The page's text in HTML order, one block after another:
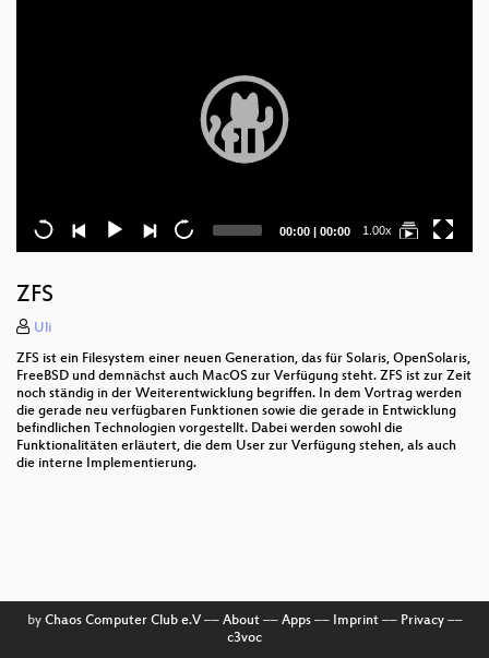
Current
00:00 | Total
00:00 1.00x
ZFS
Uli
ZFS ist ein Filesystem einer neuen Generation, das für Solaris, OpenSolaris,
FreeBSD und demnächst auch MacOS zur Verfügung steht. ZFS ist zur Zeit
noch ständig in der Weiterentwicklung begriffen. In dem Vortrag werden
die gerade neu verfügbaren Funktionen sowie die gerade in Entwicklung
befindlichen Technologien vorgestellt. Dabei werden sowohl die
Funktionalitäten erläutert, die dem User zur Verfügung stehen, als auch
die interne Implementierung.
by Chaos Computer Club e.V–– About–– Apps–– Imprint–– Privacy––
c3voc